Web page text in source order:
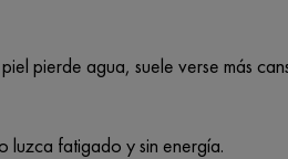
pierde agua, suele verse más
luzca fatigado y sin energía.